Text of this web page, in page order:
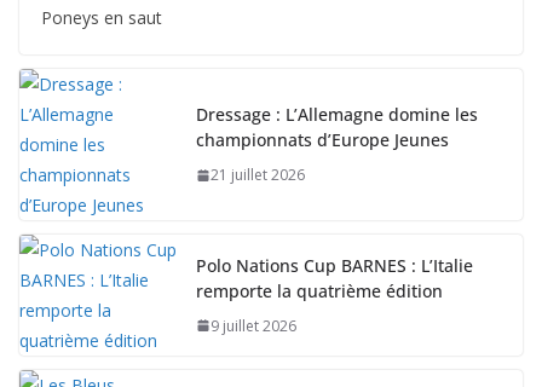
Poneys en saut
Dressage : L’Allemagne domine les
championnats d’Europe Jeunes
21 juillet 2026
Polo Nations Cup BARNES : L’Italie
remporte la quatrième édition
9 juillet 2026